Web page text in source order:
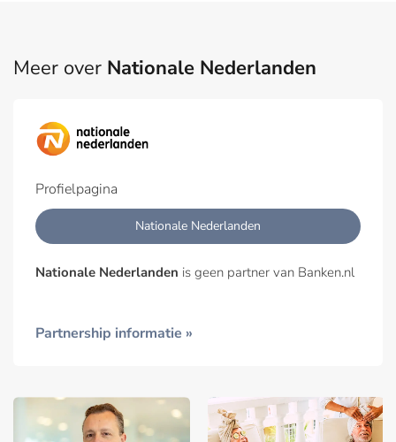
Meer over Nationale Nederlanden
Profielpagina
Nationale Nederlanden
Nationale Nederlanden is geen partner van Banken.nl
Partnership informatie »